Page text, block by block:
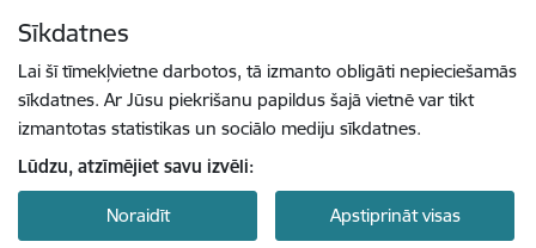
Sīkdatnes
Lai šī tīmekļvietne darbotos, tā izmanto obligāti nepieciešamās
sīkdatnes. Ar Jūsu piekrišanu papildus šajā vietnē var tikt
izmantotas statistikas un sociālo mediju sīkdatnes.
Lūdzu, atzīmējiet savu izvēli:
Noraidīt Apstiprināt visas